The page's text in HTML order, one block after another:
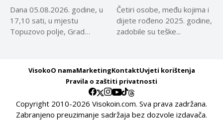
Dana 05.08.2026. godine, u
17,10 sati, u mjestu
Topuzovo polje, Grad
Četiri osobe, među kojima i
dijete rođeno 2025. godine,
zadobile su teške...
VisokoO namaMarketingKontaktUvjeti korištenja
Pravila o zaštiti privatnosti
Copyright 2010-2026 Visokoin.com. Sva prava zadržana.
Zabranjeno preuzimanje sadržaja bez dozvole izdavača.